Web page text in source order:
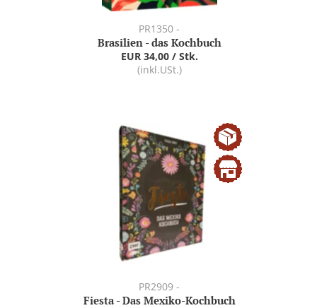
PR1350 -
Brasilien - das Kochbuch
EUR 34,00 / Stk.
(inkl.USt.)
PR2909 -
Fiesta - Das Mexiko-Kochbuch